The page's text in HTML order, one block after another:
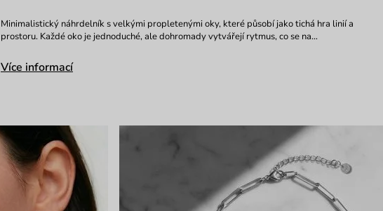
Minimalistický náhrdelník s velkými propletenými oky, které působí jako tichá hra linií a
prostoru. Každé oko je jednoduché, ale dohromady vytvářejí rytmus, co se na…
Více informací